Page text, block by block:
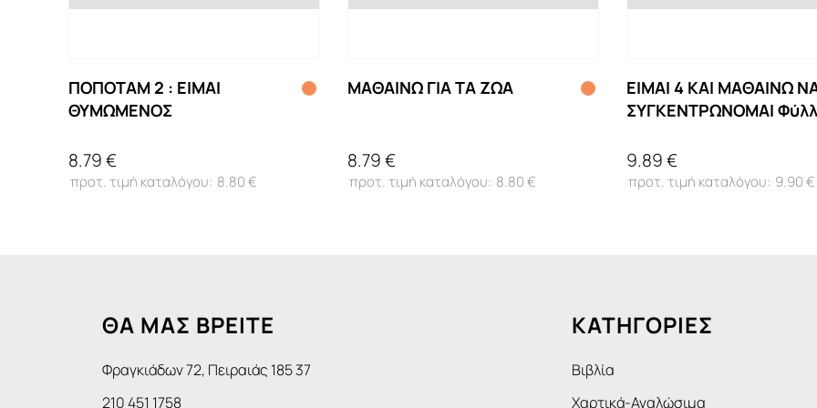
ΠΟΠΟΤΑΜ 2 : ΕΙΜΑΙ
ΘΥΜΩΜΕΝΟΣ
8.79 €
8.80 €
ΜΑΘΑΙΝΩ ΓΙΑ ΤΑ ΖΩΑ
8.79 €
8.80 €
ΕΙΜΑΙ 4 ΚΑΙ ΜΑΘΑΙΝΩ
ΣΥΓΚΕΝΤΡΩΝΟΜΑΙ
ενίσχυση της προσοχής
9.89 €
9.90 €
ΘΑ ΜΑΣ ΒΡΕΙΤΕ
Φραγκιάδων 72, Πειραιάς 185 37
210 451 1758
ΚΑΤΗΓΟΡΙΕΣ
Βιβλία
Χαρτικά-Αναλώσιμα